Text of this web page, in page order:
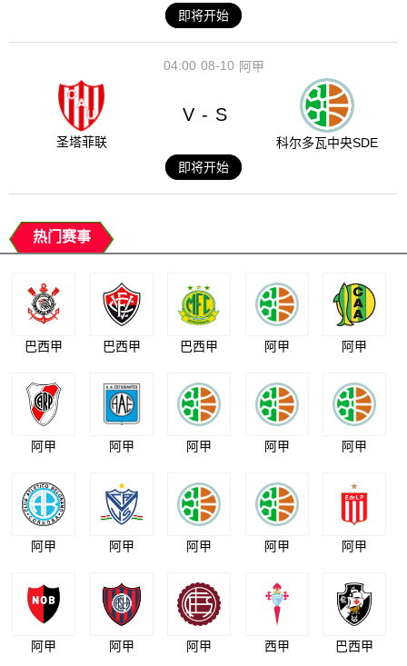
即将开始
08-10
04:00 阿甲
圣塔菲联
V - S
科尔多瓦中央SDE
即将开始
热门赛事
巴西甲 巴西甲 巴西甲 阿甲 阿甲
阿甲 阿甲 阿甲 阿甲 阿甲
阿甲 阿甲 阿甲 阿甲 阿甲
阿甲 阿甲 阿甲 西甲 巴西甲